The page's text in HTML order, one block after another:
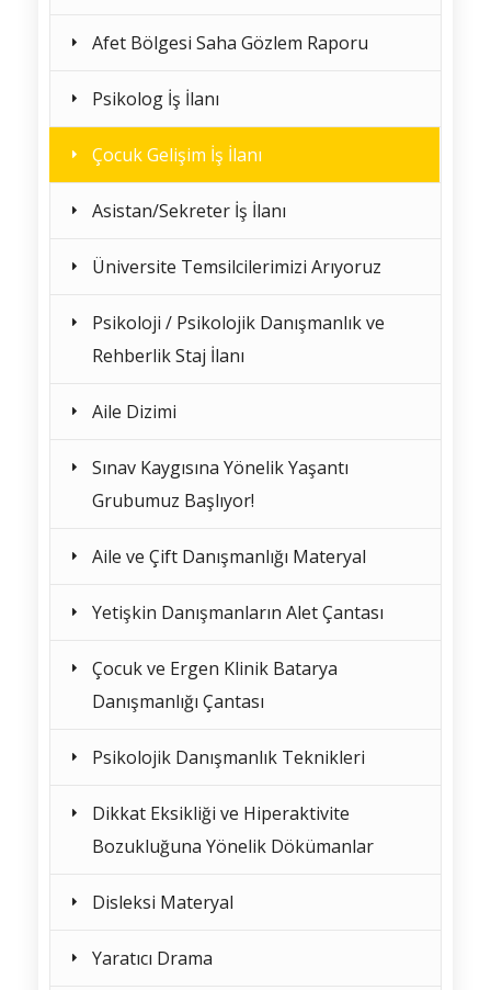
Afet Bölgesi Saha Gözlem Raporu
Psikolog İş İlanı
Çocuk Gelişim İş İlanı
Asistan/Sekreter İş İlanı
Üniversite Temsilcilerimizi Arıyoruz
Psikoloji / Psikolojik Danışmanlık ve
Rehberlik Staj İlanı
Aile Dizimi
Sınav Kaygısına Yönelik Yaşantı
Grubumuz Başlıyor!
Aile ve Çift Danışmanlığı Materyal
Yetişkin Danışmanların Alet Çantası
Çocuk ve Ergen Klinik Batarya
Danışmanlığı Çantası
Psikolojik Danışmanlık Teknikleri
Dikkat Eksikliği ve Hiperaktivite
Bozukluğuna Yönelik Dökümanlar
Disleksi Materyal
Yaratıcı Drama